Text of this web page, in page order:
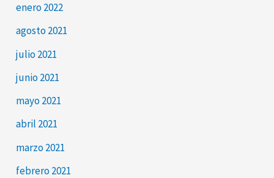
enero 2022
agosto 2021
julio 2021
junio 2021
mayo 2021
abril 2021
marzo 2021
febrero 2021